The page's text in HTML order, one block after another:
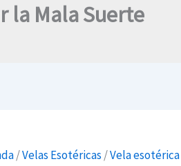
la Mala Suerte
/Velas Esotéricas /Vela